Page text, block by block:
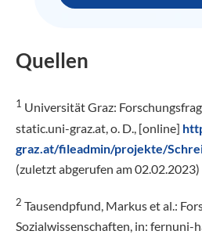
Quellen
1 Universität Graz:
static.uni-graz.at, o. D., [online]
graz.at/fileadmin/projekte/
(zuletzt abgerufen am 02.02.2023)
2 Tausendpfund, Markus et al.:
Sozialwissenschaften, in: fernuni-